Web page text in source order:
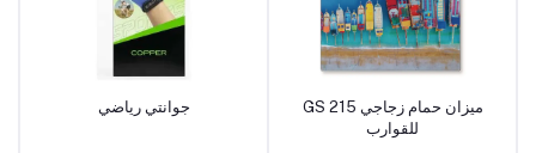
أضف إلى السلةميزان حمام زجاجي GS 215
للقوارب
أضف إلى السلة
جوانتي رياضي